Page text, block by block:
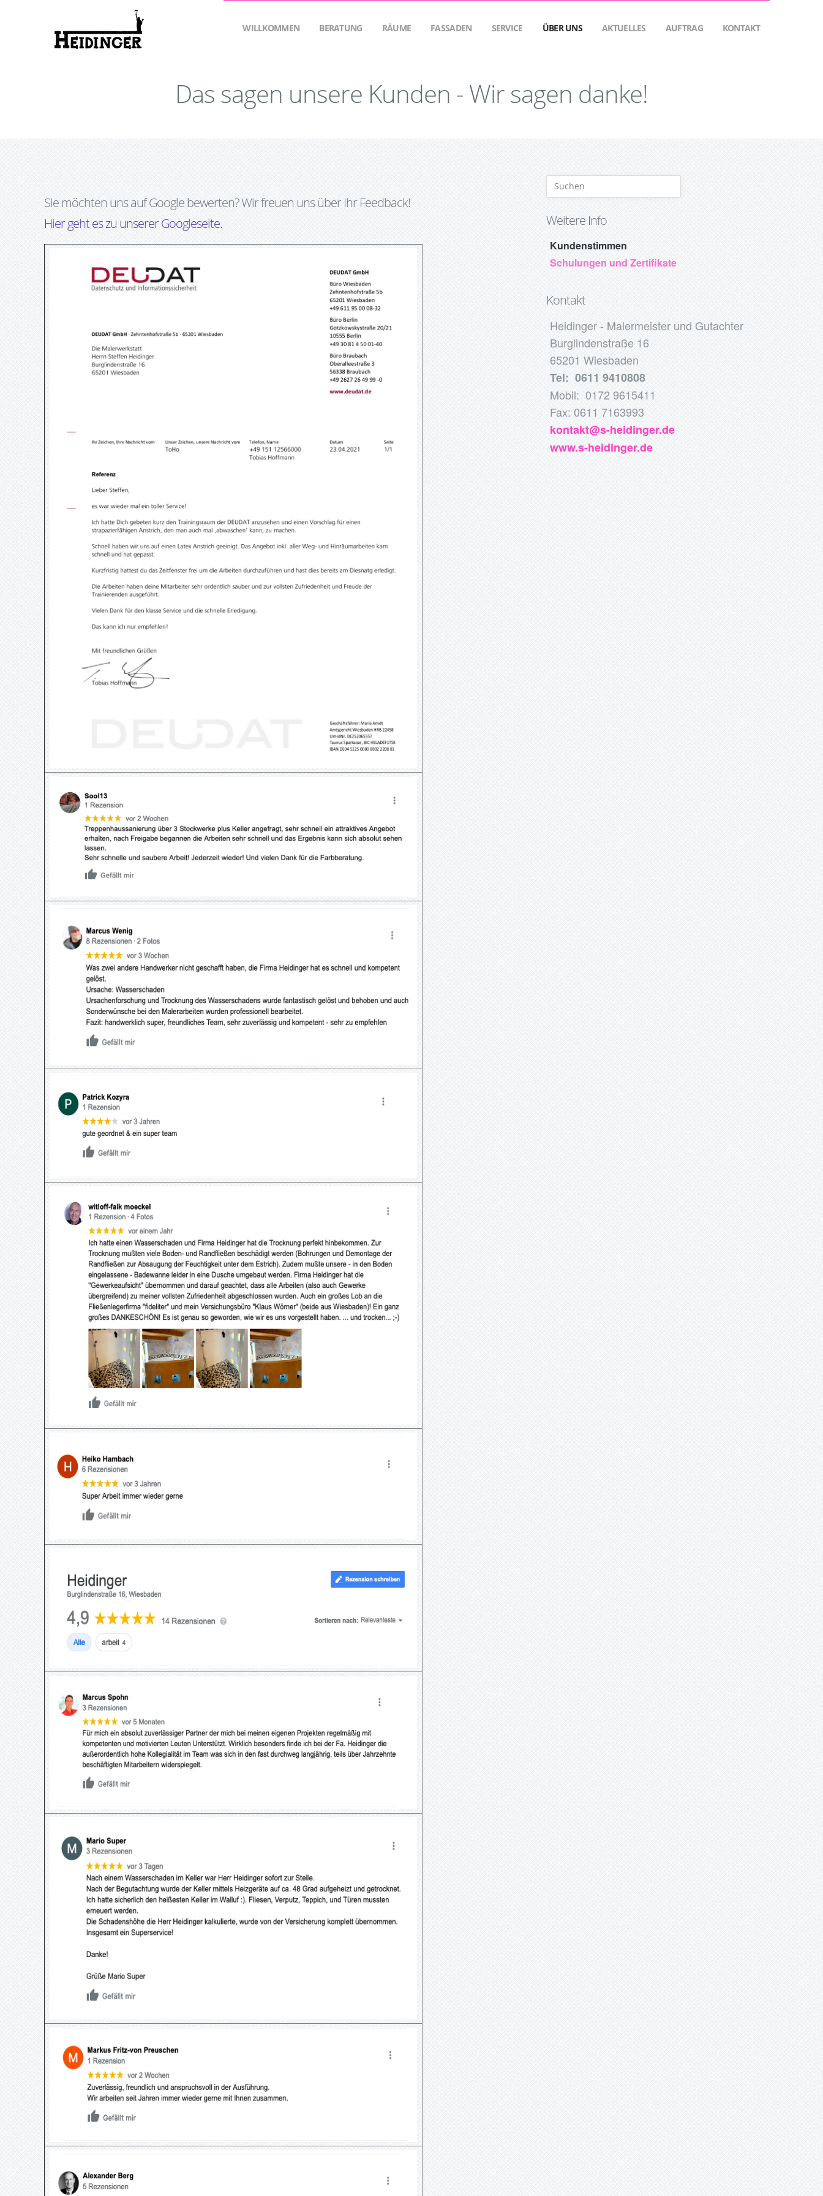
WILLKOMMEN BERATUNG RÄUME FASSADEN SERVICE ÜBER UNS AKTUELLES AUFTRAG KONTAKT
Das sagen unsere Kunden - Wir sagen danke!
Sie möchten uns auf Google bewerten? Wir freuen uns über Ihr Feedback!
Hier geht es zu unserer Googleseite.
Weitere Info
Kundenstimmen
Schulungen und Zertifikate
Kontakt
Heidinger - Malermeister und Gutachter
Burglindenstraße 16
65201 Wiesbaden
Tel: 0611 9410808
Mobil: 0172 9615411
Fax: 0611 7163993
kontakt@s-heidinger.de
www.s-heidinger.de